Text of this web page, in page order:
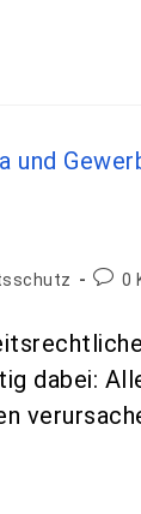
0
dabei: